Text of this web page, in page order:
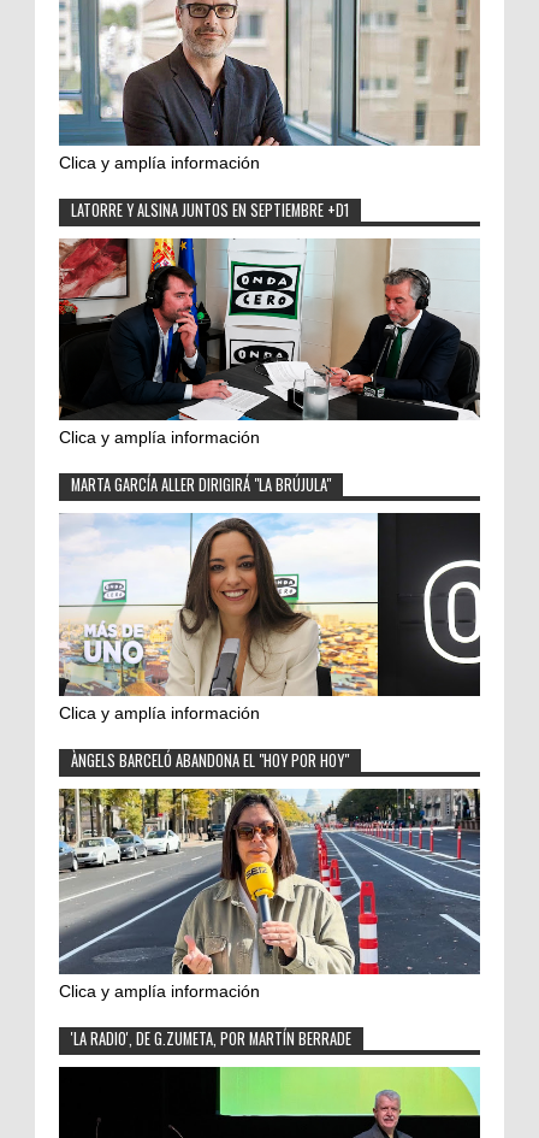
Clica y amplía información
LATORRE Y ALSINA JUNTOS EN SEPTIEMBRE +D1
Clica y amplía información
MARTA GARCÍA ALLER DIRIGIRÁ "LA BRÚJULA"
Clica y amplía información
ÀNGELS BARCELÓ ABANDONA EL "HOY POR HOY"
Clica y amplía información
'LA RADIO', DE G.ZUMETA, POR MARTÍN BERRADE